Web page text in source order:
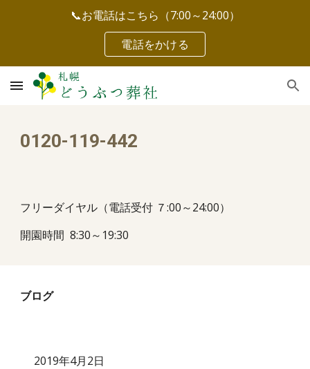
Skip to main content Skip to navigation
📞お電話はこちら（7:00～24:00）
電話をかける
0120-119-442
フリーダイヤル（電話受付 ７:00～24:00）
開園時間 8:30～19:30
ブログ
2019年4月2日